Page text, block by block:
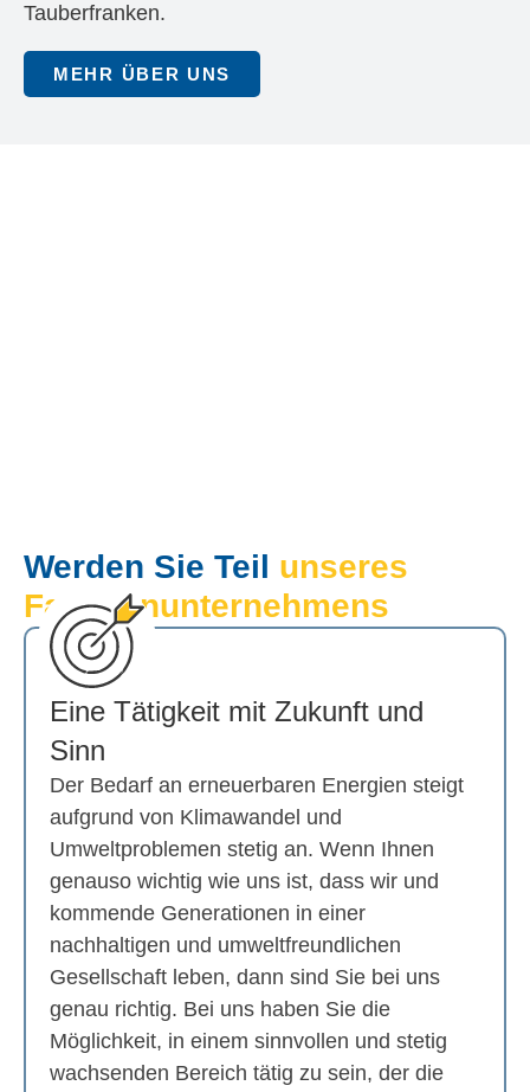
Tauberfranken.
MEHR ÜBER UNS
Werden Sie Teil unseres
Familien­unternehmens
Eine Tätigkeit mit Zukunft und
Sinn
Der Bedarf an erneuerbaren Energien steigt
aufgrund von Klimawandel und
Umweltproblemen stetig an. Wenn Ihnen
genauso wichtig wie uns ist, dass wir und
kommende Generationen in einer
nachhaltigen und umweltfreundlichen
Gesellschaft leben, dann sind Sie bei uns
genau richtig. Bei uns haben Sie die
Möglichkeit, in einem sinnvollen und stetig
wachsenden Bereich tätig zu sein, der die